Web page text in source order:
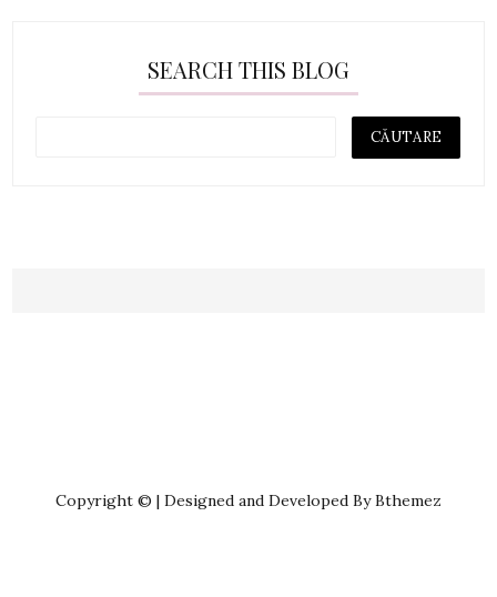
SEARCH THIS BLOG
Copyright © | Designed and Developed By Bthemez